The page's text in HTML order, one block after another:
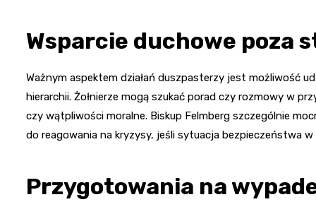
Wsparcie duchowe poza
Ważnym aspektem działań duszpasterzy jest możliwość
hierarchii. Żołnierze mogą szukać porad czy rozmowy w
czy wątpliwości moralne. Biskup Felmberg szczególnie
do reagowania na kryzysy, jeśli sytuacja bezpieczeństwa
Przygotowania na